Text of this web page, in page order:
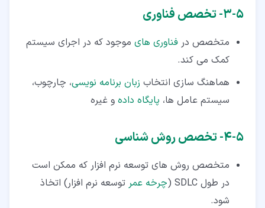
۵‏-‏۳‏- تخصص فناوری
متخصص در فناوری های موجود که در اجرای سیستم
کمک می کند.
هماهنگ سازی انتخاب زبان برنامه نویسی، چارچوب،
سیستم عامل ها، پایگاه داده و غیره
۵‏-‏۴‏- تخصص روش شناسی
متخصص روش های توسعه نرم افزار که ممکن است
در طول SDLC (
چرخه عمر توسعه نرم افزار) اتخاذ
شود.